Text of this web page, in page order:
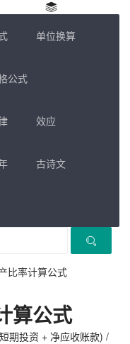
单位换算
公式
效应
古诗文
比率计算公式
算公式
期投资 + 净应收账款) /